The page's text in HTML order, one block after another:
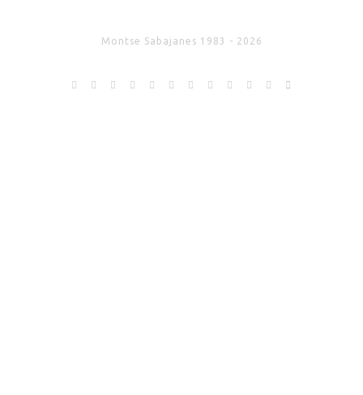
Montse Sabajanes 1983 - 2026